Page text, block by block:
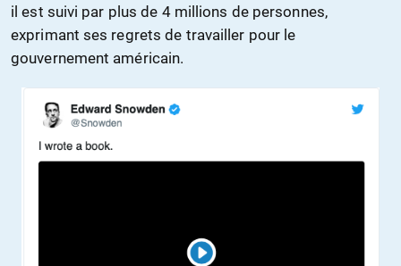
il est suivi par plus de 4 millions de personnes,
exprimant ses regrets de travailler pour le
gouvernement américain.